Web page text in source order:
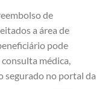
de
a área de
pode
médica,
segurado no portal da